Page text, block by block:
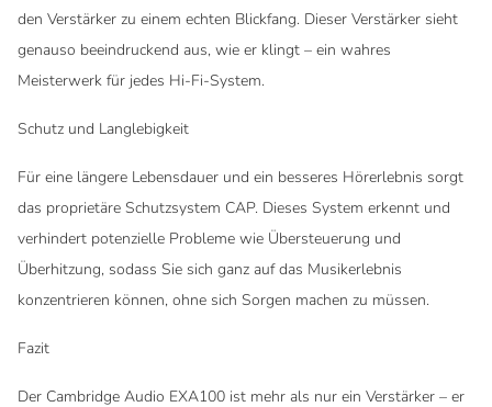
den Verstärker zu einem echten Blickfang. Dieser Verstärker sieht
genauso beeindruckend aus, wie er klingt – ein wahres
Meisterwerk für jedes Hi-Fi-System.
Schutz und Langlebigkeit
Für eine längere Lebensdauer und ein besseres Hörerlebnis sorgt
das proprietäre Schutzsystem CAP. Dieses System erkennt und
verhindert potenzielle Probleme wie Übersteuerung und
Überhitzung, sodass Sie sich ganz auf das Musikerlebnis
konzentrieren können, ohne sich Sorgen machen zu müssen.
Fazit
Der Cambridge Audio EXA100 ist mehr als nur ein Verstärker – er